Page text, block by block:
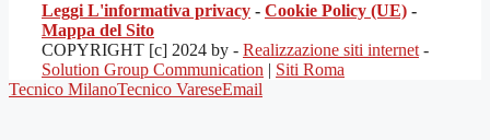
Leggi L'informativa privacy - Cookie Policy (UE) -
Mappa del Sito
COPYRIGHT [c] 2024 by - Realizzazione siti internet -
Solution Group Communication | Siti Roma
Tecnico MilanoTecnico VareseEmail